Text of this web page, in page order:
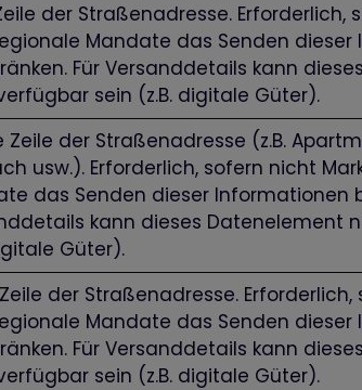
der Straßenadresse. Erforderlich,
Mandate das Senden dieser
Für Versanddetails kann
sein (z.B. digitale Güter).
Zeile der Straßenadresse (z.B.
usw.). Erforderlich, sofern nicht
das Senden dieser Informationen
kann dieses Datenelement
Güter).
der Straßenadresse.
Mandate das Senden dieser
Für Versanddetails kann
sein (z.B. digitale Güter).